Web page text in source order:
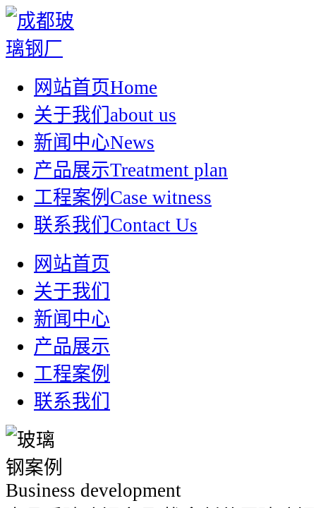
网站首页Home
关于我们 about us
新闻中心News
产品展示Treatment plan
工程案例 Case witness
联系我们 Contact Us
网站首页
关于我们
新闻中心
产品展示
工程案例
联系我们
Business development